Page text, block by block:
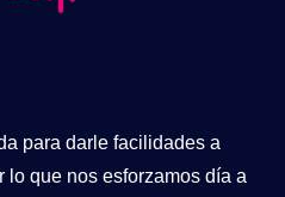
para darle facilidades a
lo que nos esforzamos día a